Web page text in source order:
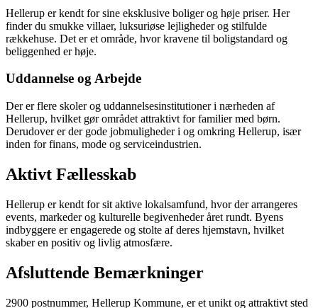
Hellerup er kendt for sine eksklusive boliger og høje priser. Her
finder du smukke villaer, luksuriøse lejligheder og stilfulde
rækkehuse. Det er et område, hvor kravene til boligstandard og
beliggenhed er høje.
Uddannelse og Arbejde
Der er flere skoler og uddannelsesinstitutioner i nærheden af
Hellerup, hvilket gør området attraktivt for familier med børn.
Derudover er der gode jobmuligheder i og omkring Hellerup, især
inden for finans, mode og serviceindustrien.
Aktivt Fællesskab
Hellerup er kendt for sit aktive lokalsamfund, hvor der arrangeres
events, markeder og kulturelle begivenheder året rundt. Byens
indbyggere er engagerede og stolte af deres hjemstavn, hvilket
skaber en positiv og livlig atmosfære.
Afsluttende Bemærkninger
2900 postnummer, Hellerup Kommune, er et unikt og attraktivt sted